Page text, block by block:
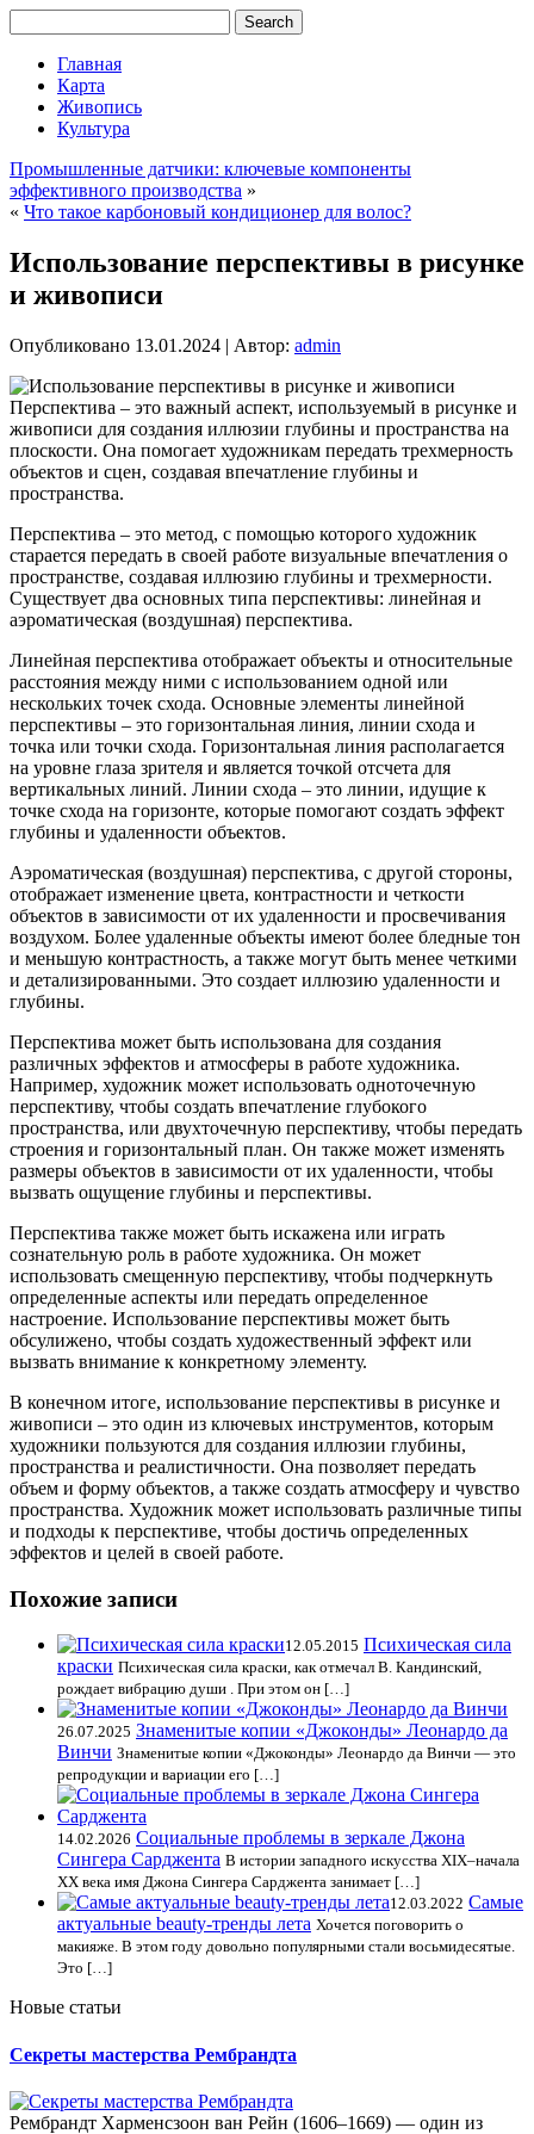
Главная
Карта
Живопись
Культура
Промышленные датчики: ключевые компоненты
эффективного производства »
« Что такое карбоновый кондиционер для волос?
Использование перспективы в рисунке
и живописи
Опубликовано 13.01.2024 | Автор: admin
Перспектива – это важный аспект, используемый в рисунке и
живописи для создания иллюзии глубины и пространства на
плоскости. Она помогает художникам передать трехмерность
объектов и сцен, создавая впечатление глубины и
пространства.
Перспектива – это метод, с помощью которого художник
старается передать в своей работе визуальные впечатления о
пространстве, создавая иллюзию глубины и трехмерности.
Существует два основных типа перспективы: линейная и
аэроматическая (воздушная) перспектива.
Линейная перспектива отображает объекты и относительные
расстояния между ними с использованием одной или
нескольких точек схода. Основные элементы линейной
перспективы – это горизонтальная линия, линии схода и
точка или точки схода. Горизонтальная линия располагается
на уровне глаза зрителя и является точкой отсчета для
вертикальных линий. Линии схода – это линии, идущие к
точке схода на горизонте, которые помогают создать эффект
глубины и удаленности объектов.
Аэроматическая (воздушная) перспектива, с другой стороны,
отображает изменение цвета, контрастности и четкости
объектов в зависимости от их удаленности и просвечивания
воздухом. Более удаленные объекты имеют более бледные тон
и меньшую контрастность, а также могут быть менее четкими
и детализированными. Это создает иллюзию удаленности и
глубины.
Перспектива может быть использована для создания
различных эффектов и атмосферы в работе художника.
Например, художник может использовать одноточечную
перспективу, чтобы создать впечатление глубокого
пространства, или двухточечную перспективу, чтобы передать
строения и горизонтальный план. Он также может изменять
размеры объектов в зависимости от их удаленности, чтобы
вызвать ощущение глубины и перспективы.
Перспектива также может быть искажена или играть
сознательную роль в работе художника. Он может
использовать смещенную перспективу, чтобы подчеркнуть
определенные аспекты или передать определенное
настроение. Использование перспективы может быть
обсулижено, чтобы создать художественный эффект или
вызвать внимание к конкретному элементу.
В конечном итоге, использование перспективы в рисунке и
живописи – это один из ключевых инструментов, которым
художники пользуются для создания иллюзии глубины,
пространства и реалистичности. Она позволяет передать
объем и форму объектов, а также создать атмосферу и чувство
пространства. Художник может использовать различные типы
и подходы к перспективе, чтобы достичь определенных
эффектов и целей в своей работе.
Похожие записи
12.05.2015 Психическая сила
краски Психическая сила краски, как отмечал В. Кандинский,
рождает вибрацию души . При этом он […]
26.07.2025 Знаменитые копии «Джоконды» Леонардо да
Винчи Знаменитые копии «Джоконды» Леонардо да Винчи — это
репродукции и вариации его […]
14.02.2026 Социальные проблемы в зеркале Джона
Сингера Сарджента В истории западного искусства XIX–начала
XX века имя Джона Сингера Сарджента занимает […]
12.03.2022 Самые
актуальные beauty-тренды лета Хочется поговорить о
макияже. В этом году довольно популярными стали восьмидесятые.
Это […]
Новые статьи
Секреты мастерства Рембрандта
Рембрандт Харменсзоон ван Рейн (1606–1669) — один из